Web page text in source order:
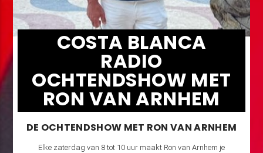
COSTA BLANCA
RADIO
OCHTENDSHOW MET
RON VAN ARNHEM
DE OCHTENDSHOW MET RON VAN ARNHEM
Elke zaterdag van 8 tot 10 uur maakt Ron van Arnhem je